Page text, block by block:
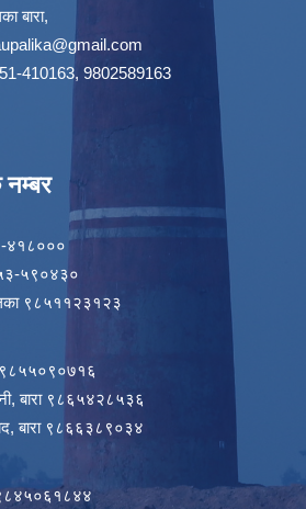
बारा,
410163, 9802589163
४१८०००
५९०४३०
९८५११२३१२३
९८५५०९०७१६
बारा ९८६५४२८५३६
बारा ९८६६३८९०३४
९८४५०६१८४४